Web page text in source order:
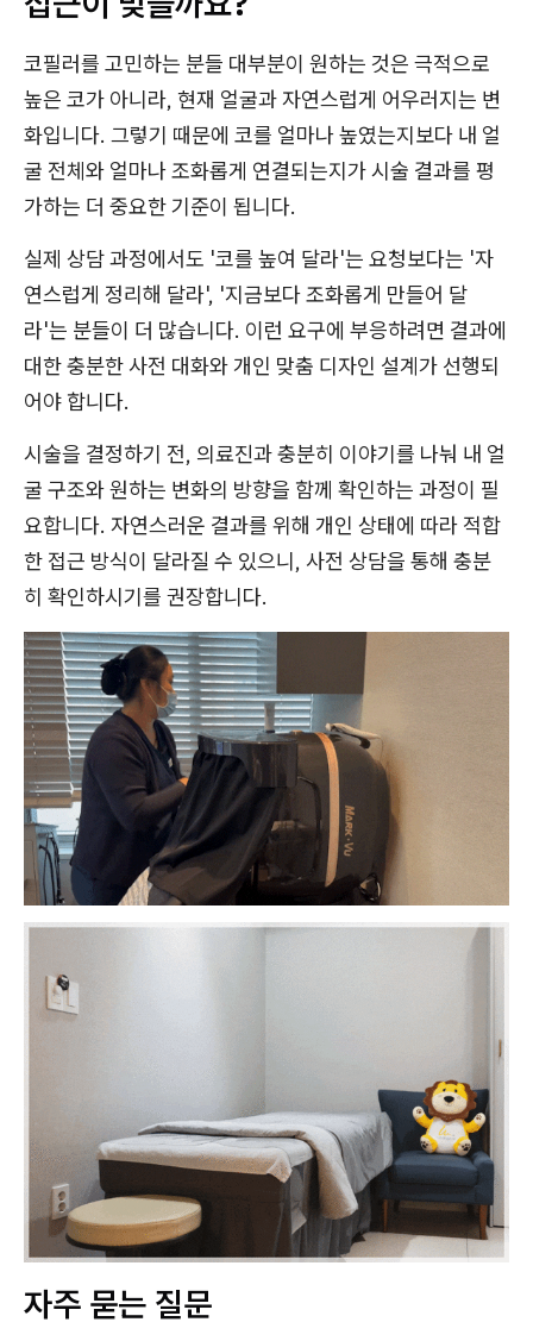
코필러를 고민하는 분들 대부분이 원하는 것은 극적으로
높은 코가 아니라, 현재 얼굴과 자연스럽게 어우러지는 변
화입니다. 그렇기 때문에 코를 얼마나 높였는지보다 내 얼
굴 전체와 얼마나 조화롭게 연결되는지가 시술 결과를 평
가하는 더 중요한 기준이 됩니다.
실제 상담 과정에서도 '코를 높여 달라'는 요청보다는 '자
연스럽게 정리해 달라', '지금보다 조화롭게 만들어 달
라'는 분들이 더 많습니다. 이런 요구에 부응하려면 결과에
대한 충분한 사전 대화와 개인 맞춤 디자인 설계가 선행되
어야 합니다.
시술을 결정하기 전, 의료진과 충분히 이야기를 나눠 내 얼
굴 구조와 원하는 변화의 방향을 함께 확인하는 과정이 필
요합니다. 자연스러운 결과를 위해 개인 상태에 따라 적합
한 접근 방식이 달라질 수 있으니, 사전 상담을 통해 충분
히 확인하시기를 권장합니다.
자주 묻는 질문